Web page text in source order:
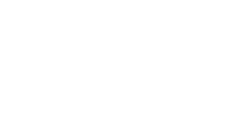
our website. By continuing to browse this website, you accept that
cookies, you can access our